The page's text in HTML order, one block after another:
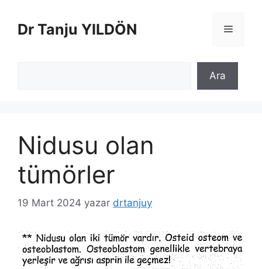
Dr Tanju YILDÖN Menü
Ara
Nidusu olan
tümörler
19 Mart 2024 yazar drtanjuy